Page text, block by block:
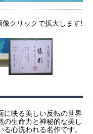
像クリックで拡大します!
に映る美しい反転の世界
の生命力と神秘的な美し
心洗われる名作です。